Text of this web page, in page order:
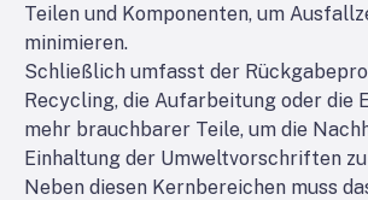
Teilen und Komponenten, um
minimieren.
Schließlich umfasst der
Recycling, die Aufarbeitung oder die
mehr brauchbarer Teile, um die
Einhaltung der Umweltvorschriften
Neben diesen Kernbereichen muss